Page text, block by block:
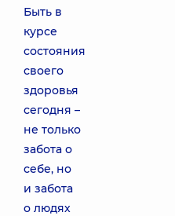
Быть в
курсе
состояния
своего
здоровья
сегодня –
не только
забота о
себе, но
и забота
о людях